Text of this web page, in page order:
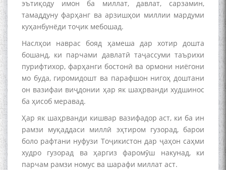
эътиқоду имон ба миллат, давлат, сарзамин,
тамаддуну фарҳанг ва арзишҳои миллии мардуми
куҳанбунёди тоҷик мебошад.
Наслҳои наврас бояд ҳамеша дар хотир дошта
бошанд, ки парчами давлатӣ таҷассуми таърихи
пурифтихор, фарҳанги бостонӣ ва ормони ниёгони
мо буда, гиромидошт ва парафшон нигоҳ доштани
он вазифаи виҷдонии ҳар як шаҳрванди худшинос
ба ҳисоб меравад.
Ҳар як шаҳрванди кишвар вазифадор аст, ки ба ин
рамзи муқаддаси миллӣ эҳтиром гузорад, барои
боло рафтани нуфузи Тоҷикистон дар ҷаҳон саҳми
худро гузорад ва ҳаргиз фаромӯш накунад, ки
парчам рамзи номус ва шарафи миллат аст.
ШАРҲИ МУЛОҚОТ БО АҲЛИ
ИЛМ ВА МАОРИФИ КИШВАР
АКАДЕМИЯИ МИЛЛИИ
ИЛМҲОИ ТОҶИКИСТОН
ПАЙКАРА ВА ОСОРХОНАИ
МӮЪМИН ҚАНОАТ СОХТА
ШУД!